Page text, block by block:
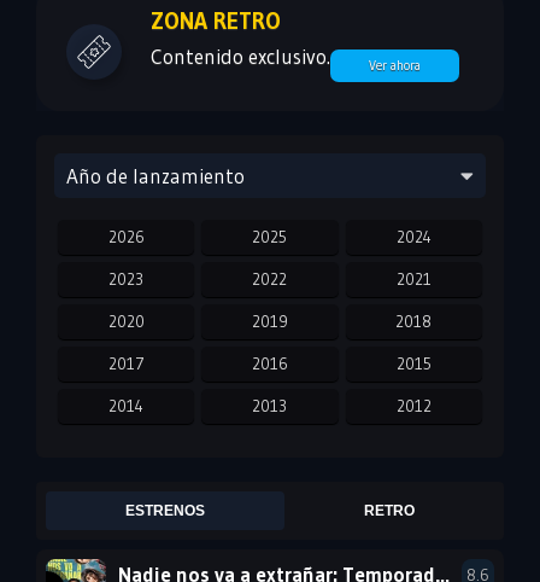
ZONA RETRO
Contenido exclusivo. Ver ahora
Año de lanzamiento
2026 2025 2024
2023 2022 2021
2020 2019 2018
2017 2016 2015
2014 2013 2012
2002 2001 2000
ESTRENOS RETRO
Nadie nos va a extrañar: Temporada 2 8.6